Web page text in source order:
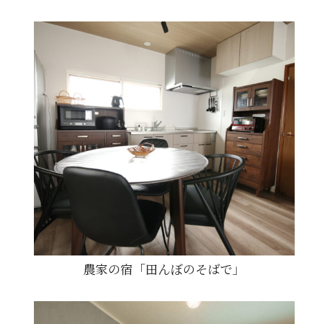
農家の宿「田んぼのそばで」